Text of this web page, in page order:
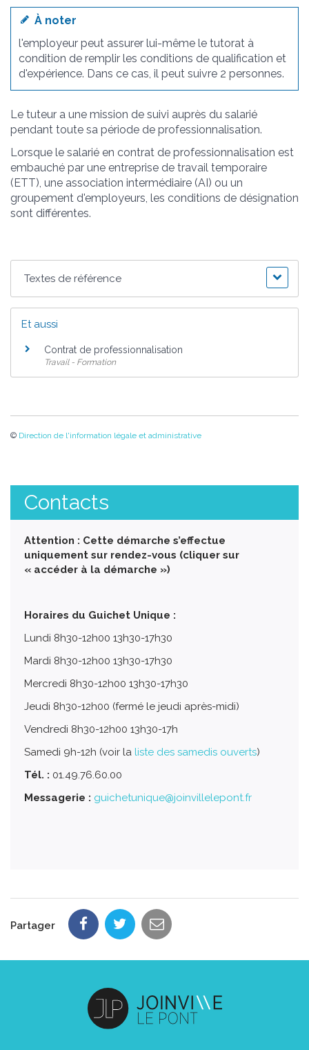
À noter
l'employeur peut assurer lui-même le tutorat à
condition de remplir les conditions de qualification et
d'expérience. Dans ce cas, il peut suivre 2 personnes.
Le tuteur a une mission de suivi auprès du salarié
pendant toute sa période de professionnalisation.
Lorsque le salarié en contrat de professionnalisation est
embauché par une entreprise de travail temporaire
(ETT), une association intermédiaire (AI) ou un
groupement d'employeurs, les conditions de désignation
sont différentes.
Textes de référence
Et aussi
Contrat de professionnalisation
Travail - Formation
© Direction de l'information légale et administrative
Contacts
Attention : Cette démarche s’effectue
uniquement sur rendez-vous (cliquer sur
« accéder à la démarche »)
Horaires du Guichet Unique :
Lundi 8h30-12h00 13h30-17h30
Mardi 8h30-12h00 13h30-17h30
Mercredi 8h30-12h00 13h30-17h30
Jeudi 8h30-12h00 (fermé le jeudi après-midi)
Vendredi 8h30-12h00 13h30-17h
Samedi 9h-12h (voir la liste des samedis ouverts)
Tél. : 01.49.76.60.00
Messagerie : guichetunique@joinvillelepont.fr
Partager